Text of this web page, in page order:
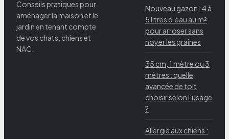
Conseils pratiques pour
aménager la maison et le
jardin en tenant compte
de vos chats, chiens et
NAC.
Nouveau gazon : 4 à
5 litres d’eau au m²
pour arroser sans
noyer les graines
35 cm, 1 mètre ou 3
mètres : quelle
avancée de toit
choisir selon l’usage
?
Allergie aux chiens :